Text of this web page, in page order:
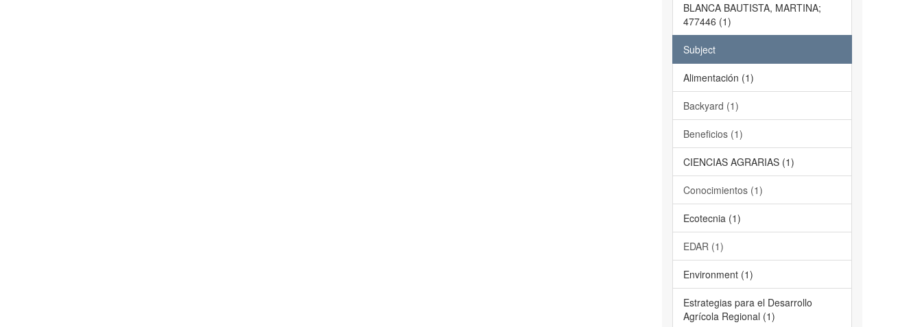
BLANCA BAUTISTA, MARTINA;
477446 (1)
Subject
Alimentación (1)
Backyard (1)
Beneficios (1)
CIENCIAS AGRARIAS (1)
Conocimientos (1)
Ecotecnia (1)
EDAR (1)
Environment (1)
Estrategias para el Desarrollo
Agrícola Regional (1)